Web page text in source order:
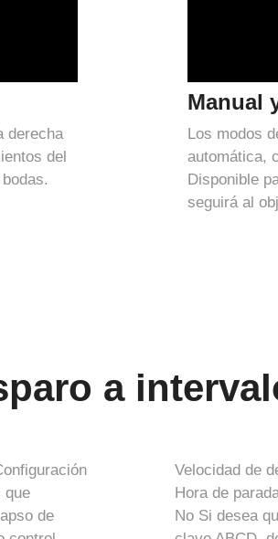
derecha
del
Manual
Los modos
automática,
Disponible
seguirá al
a
que
de
Velocidad de
Hora de
No Si desea